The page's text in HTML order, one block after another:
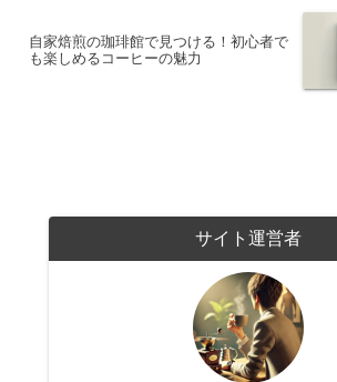
自家焙煎の珈琲館で見つける！初心者で
も楽しめるコーヒーの魅力
サイト運営者